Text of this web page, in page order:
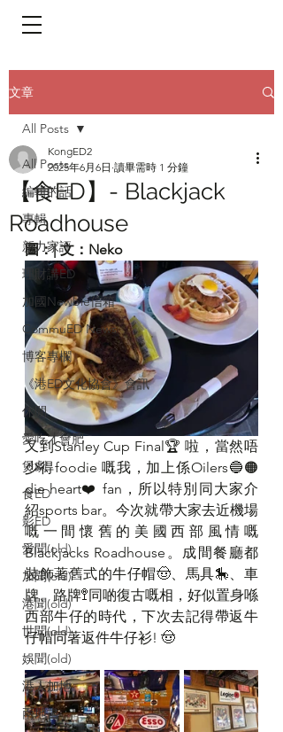
文章
All Posts
編輯的話
專輯
新力家評
理財講ED
加國Newbie信箱
CommuED News
博客專欄
《港ED文化協會》會訊
休閒
愛吃才會肥
煲劇
食ED
影ED
愛聞(old)
加聞(old)
港聞(old)
世聞(old)
娛聞(old)
港人加地
兩地書
All Posts
【食ED】- Blackjack
Roadhouse
KongED2
2025年6月6日 讀畢需時 1 分鐘
圖：| 文：Neko
又到Stanley Cup Final🏆 啦，當然唔
少得foodie 嘅我，加上係Oilers🔵🟠
die heart❤️ fan，所以特別同大家介
紹sports bar。今次就帶大家去近機場
嘅一間懷舊的美國西部風情嘅
Blackjacks Roadhouse。成間餐廳都
裝飾著舊式的牛仔帽🤠、馬具🎠、車
牌、路牌🚏同啲復古嘅相，好似置身喺
西部牛仔的時代，下次去記得帶返牛
仔帽同著返件牛仔衫! 🤠